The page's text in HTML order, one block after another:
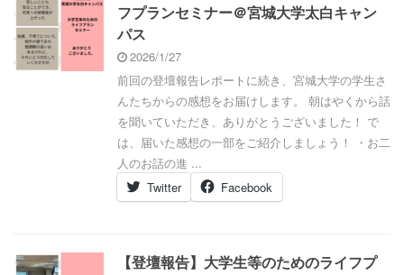
フプランセミナー＠宮城大学太白キャン
パス
2026/1/27
前回の登壇報告レポートに続き、宮城大学の学生さ
んたちからの感想をお届けします。 朝はやくから話
を聞いていただき、ありがとうございました！ で
は、届いた感想の一部をご紹介しましょう！ ・お二
人のお話の進 ...
Twitter
Facebook
【登壇報告】大学生等のためのライフプ